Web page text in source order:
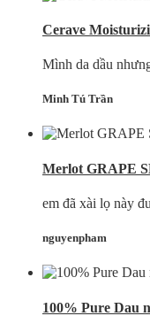
Cerave
Mình da dầu
Minh Tú Trần
Merlot GRAPE
em đã xài lọ này
nguyenpham
100% Pure Dau